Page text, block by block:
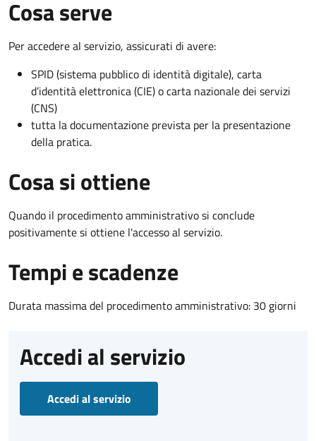
Cosa serve
Per accedere al servizio, assicurati di avere:
SPID (sistema pubblico di identità digitale), carta
d’identità elettronica (CIE) o carta nazionale dei servizi
(CNS)
tutta la documentazione prevista per la presentazione
della pratica.
Cosa si ottiene
Quando il procedimento amministrativo si conclude
positivamente si ottiene l'accesso al servizio.
Tempi e scadenze
Durata massima del procedimento amministrativo: 30 giorni
Accedi al servizio
Accedi al servizio